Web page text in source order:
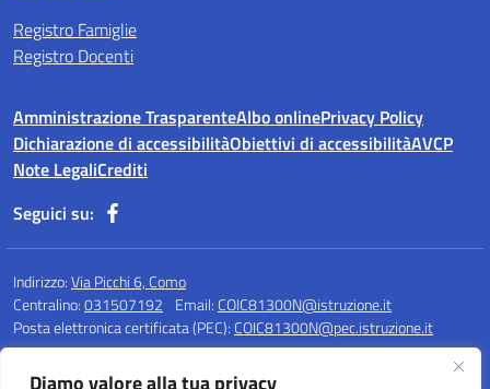
Diamo valore alla tua privacy
Registro Famiglie
Registro Docenti
Amministrazione TrasparenteAlbo onlinePrivacy Policy
Dichiarazione di accessibilitàObiettivi di accessibilitàAVCP
Note LegaliCrediti
Seguici su:
Indirizzo:Via Picchi 6, Como
Centralino:031507192 Email: COIC81300N@istruzione.it
Posta elettronica certificata (PEC): COIC81300N@pec.istruzione.it